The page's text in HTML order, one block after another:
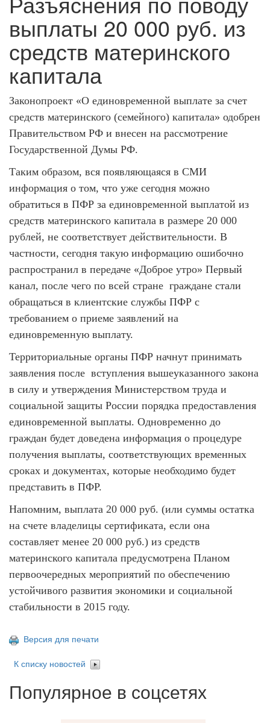
выплаты 20 000 руб. из
средств материнского
капитала
Законопроект «О единовременной выплате за счет
средств материнского (семейного) капитала» одобрен
Правительством РФ и внесен на рассмотрение
Государственной Думы РФ.
Таким образом, вся появляющаяся в СМИ
информация о том, что уже сегодня можно
обратиться в ПФР за единовременной выплатой из
средств материнского капитала в размере 20 000
рублей, не соответствует действительности. В
частности, сегодня такую информацию ошибочно
распространил в передаче «Доброе утро» Первый
канал, после чего по всей стране граждане стали
обращаться в клиентские службы ПФР с
требованием о приеме заявлений на
единовременную выплату.
Территориальные органы ПФР начнут принимать
заявления после вступления вышеуказанного закона
в силу и утверждения Министерством труда и
социальной защиты России порядка предоставления
единовременной выплаты. Одновременно до
граждан будет доведена информация о процедуре
получения выплаты, соответствующих временных
сроках и документах, которые необходимо будет
представить в ПФР.
Напомним, выплата 20 000 руб. (или суммы остатка
на счете владелицы сертификата, если она
составляет менее 20 000 руб.) из средств
материнского капитала предусмотрена Планом
первоочередных мероприятий по обеспечению
устойчивого развития экономики и социальной
стабильности в 2015 году.
Версия для печати
К списку новостей
Популярное в соцсетях